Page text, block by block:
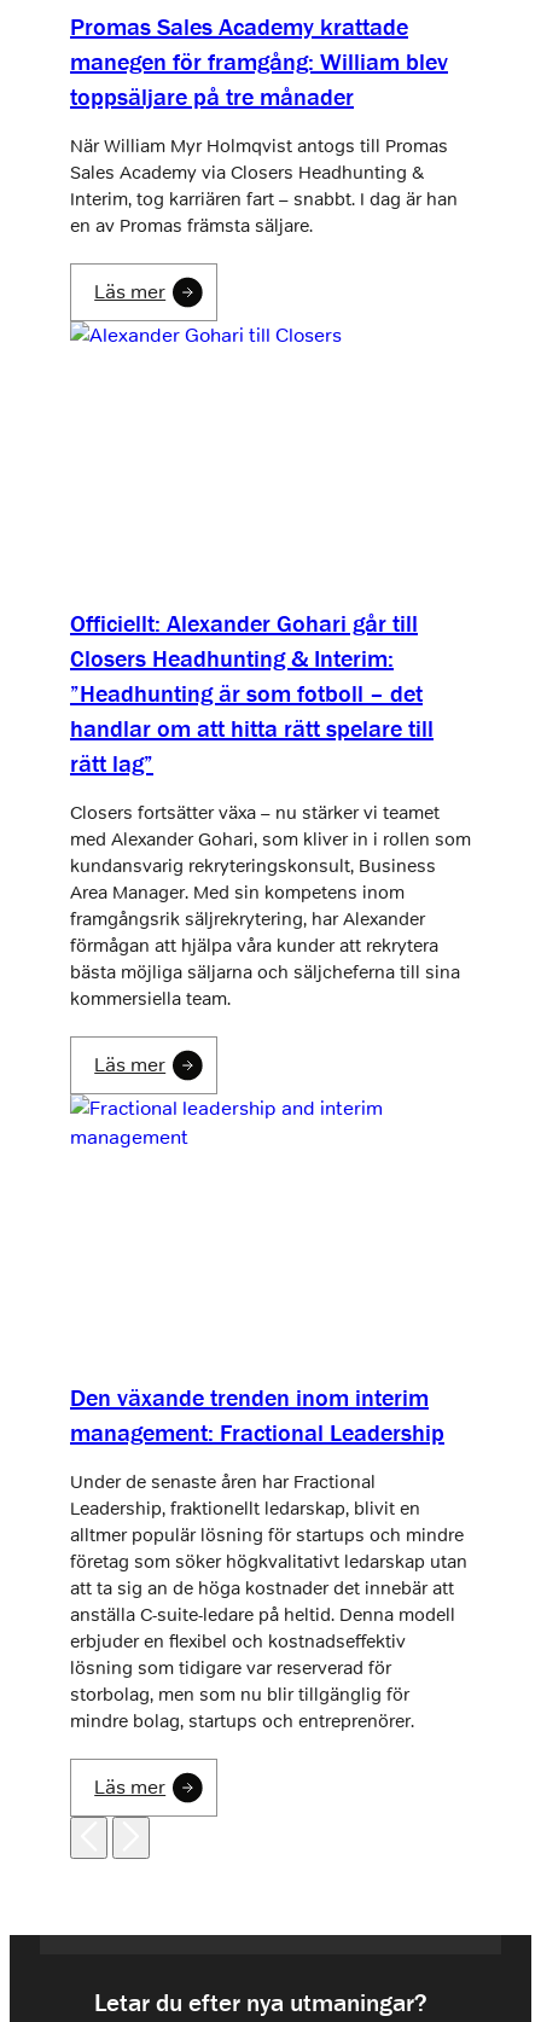
Promas Sales Academy krattade
manegen för framgång: William blev
toppsäljare på tre månader
När William Myr Holmqvist antogs till Promas
Sales Academy via Closers Headhunting &
Interim, tog karriären fart – snabbt. I dag är han
en av Promas främsta säljare.
Läs mer
Officiellt: Alexander Gohari går till
Closers Headhunting & Interim:
”Headhunting är som fotboll – det
handlar om att hitta rätt spelare till
rätt lag”
Closers fortsätter växa – nu stärker vi teamet
med Alexander Gohari, som kliver in i rollen som
kundansvarig rekryteringskonsult, Business
Area Manager. Med sin kompetens inom
framgångsrik säljrekrytering, har Alexander
förmågan att hjälpa våra kunder att rekrytera
bästa möjliga säljarna och säljcheferna till sina
kommersiella team.
Läs mer
Den växande trenden inom interim
management: Fractional Leadership
Under de senaste åren har Fractional
Leadership, fraktionellt ledarskap, blivit en
alltmer populär lösning för startups och mindre
företag som söker högkvalitativt ledarskap utan
att ta sig an de höga kostnader det innebär att
anställa C-suite-ledare på heltid. Denna modell
erbjuder en flexibel och kostnadseffektiv
lösning som tidigare var reserverad för
storbolag, men som nu blir tillgänglig för
mindre bolag, startups och entreprenörer.
Läs mer
Letar du efter nya utmaningar?